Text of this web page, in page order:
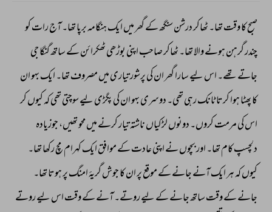
صبح کا وقت تھا۔ ٹھاکر درشن سنگھ کے گھر میں ایک ہنگامہ برپا تھا۔ آج رات کو
چندر گرہن ہونے والا تھا۔ ٹھاکر صاحب اپنی بوڑھی ٹھکرائن کے ساتھ گنگا جی
جاتے تھے۔ اس لیے سارا گھر ان کی پرشور تیاری میں مصروف تھا۔ ایک بہو ان
کا پھٹا ہوا کرتا ٹانک رہی تھی۔ دوسری بہو ان کی پگڑی لیے سوچتی تھی کہ کیوں کر
اس کی مرمت کروں۔ دونوں لڑکیاں ناشتہ تیار کرنے میں محو تھیں، جوزیادہ
دلچسپ کام تھا۔ اور بچوں نے اپنی عادت کے موافق ایک کہرام مچ رکھا تھا۔
کیوں کہ ہر ایک آنے جانے کے موقع پر ان کا جوش گریۂ امنگ پر ہوتا تھا۔
جانے کے وقت ساتھ جانے کے لیے روتے۔ آنے کے وقت اس لیے روتے